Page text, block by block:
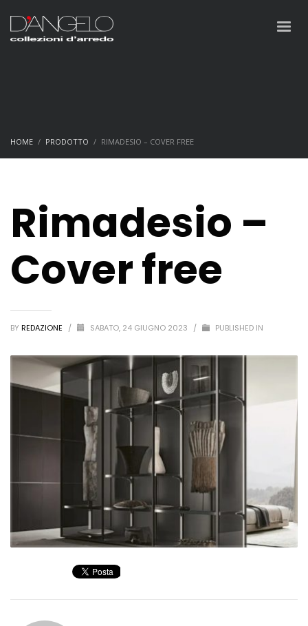
HOME PRODOTTO RIMADESIO – COVER FREE
Rimadesio –
Cover free
BY REDAZIONE / SABATO, 24 GIUGNO 2023 / PUBLISHED IN